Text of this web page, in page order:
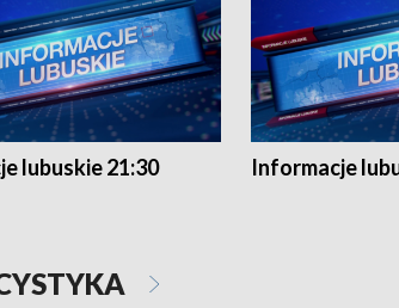
lubuskie 21:30 Informacje